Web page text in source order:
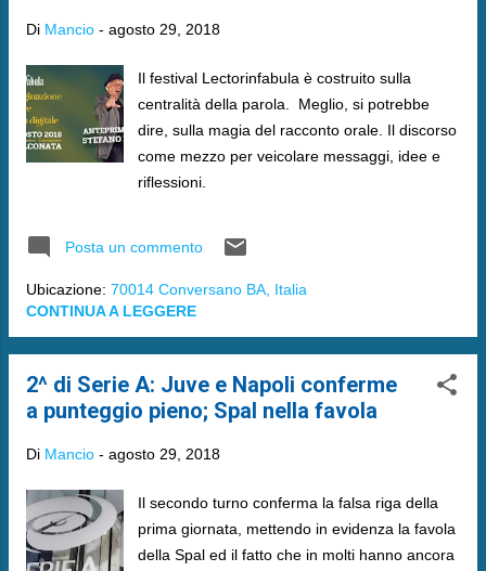
Di Mancio - agosto 29, 2018
Il festival Lectorinfabula è costruito sulla
centralità della parola. Meglio, si potrebbe
dire, sulla magia del racconto orale. Il discorso
come mezzo per veicolare messaggi, idee e
riflessioni.
Posta un commento
Ubicazione: 70014 Conversano BA, Italia
CONTINUA A LEGGERE
2^ di Serie A: Juve e Napoli conferme
a punteggio pieno; Spal nella favola
Di Mancio - agosto 29, 2018
Il secondo turno conferma la falsa riga della
prima giornata, mettendo in evidenza la favola
della Spal ed il fatto che in molti hanno ancora